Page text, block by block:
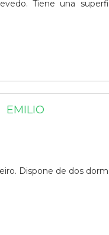
Tiene una
Dispone de dos